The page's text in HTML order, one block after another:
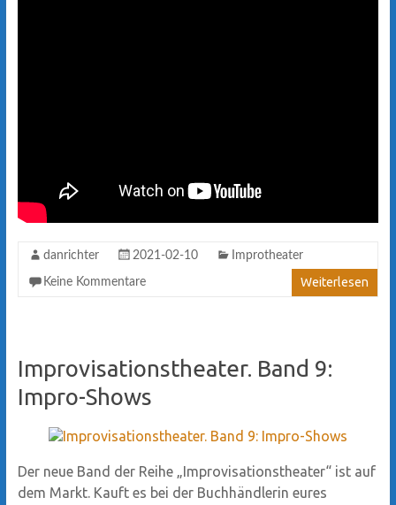
danrichter 2021-02-10 Improtheater
Keine Kommentare Weiterlesen
Improvisationstheater. Band 9:
Impro-Shows
Der neue Band der Reihe „Improvisationstheater“ ist auf
dem Markt. Kauft es bei der Buchhändlerin eures